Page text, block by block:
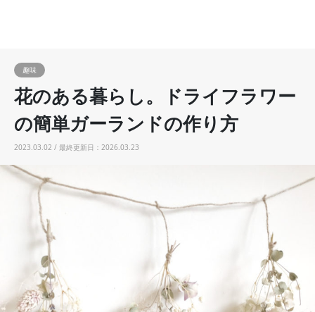
趣味
花のある暮らし。ドライフラワー
の簡単ガーランドの作り方
2023.03.02 / 最終更新日：2026.03.23